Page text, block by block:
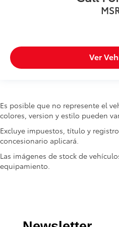
Ver
Es posible que no represente el
colores, version y estilo pueden
Excluye impuestos, título y
concesionario aplicará.
Las imágenes de stock de
equipamiento.